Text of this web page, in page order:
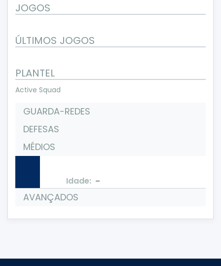
JOGOS
ÚLTIMOS JOGOS
PLANTEL
Active Squad
GUARDA-REDES
DEFESAS
MÉDIOS
Idade: -
AVANÇADOS